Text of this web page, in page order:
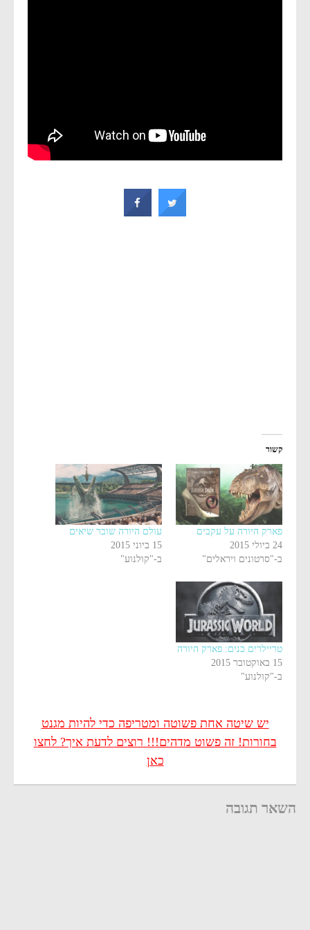
קשור
פארק היורה על עקבים
24 ביולי 2015
ב-"סרטונים ויראלים"
עולם היורה שובר שיאים
15 ביוני 2015
ב-"קולנוע"
טריילרים כנים: פארק היורה
15 באוקטובר 2015
ב-"קולנוע"
יש שיטה אחת פשוטה ומטריפה כדי להיות מגנט
בחורות! זה פשוט מדהים!!! רוצים לדעת איך? לחצו
כאן
השאר תגובה